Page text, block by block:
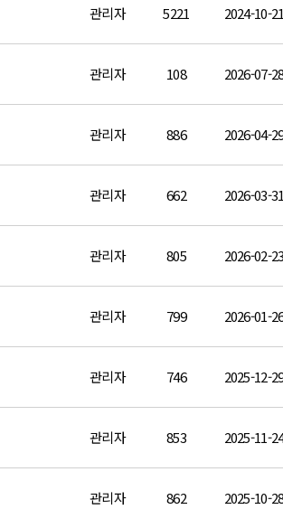
관리자 5221 2024-10-
관리자 108 2026-07-
관리자 886 2026-04-
관리자 662 2026-03-
관리자 805 2026-02-
관리자 799 2026-01-
관리자 746 2025-12-
관리자 853 2025-11-
관리자 862 2025-10-